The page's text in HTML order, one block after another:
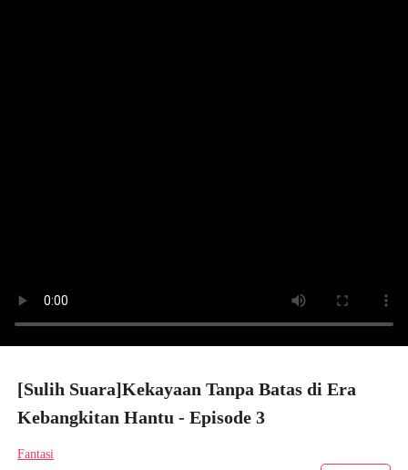
[Sulih Suara]Kekayaan Tanpa Batas di Era
Kebangkitan Hantu - Episode 3
Fantasi